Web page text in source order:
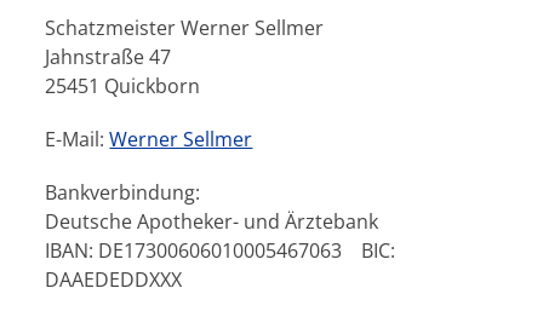
Schatzmeister Werner Sellmer
Jahnstraße 47
25451 Quickborn
E-Mail:Werner Sellmer
Bankverbindung:
Deutsche Apotheker- und Ärztebank
IBAN: DE17300606010005467063 BIC:
DAAEDEDDXXX